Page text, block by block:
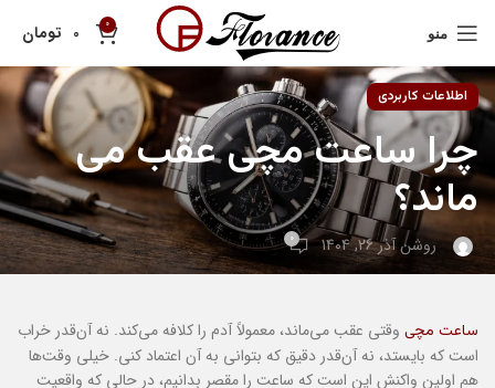
منو 0
0 تومان
اطلاعات کاربردی
چرا ساعت مچی عقب می
ماند؟
روشن آذر 26, 1404 0
ساعت مچی وقتی عقب می‌ماند، معمولاً آدم را کلافه می‌کند. نه آن‌قدر خراب
است که بایستد، نه آن‌قدر دقیق که بتوانی به آن اعتماد کنی. خیلی وقت‌ها
هم اولین واکنش این است که ساعت را مقصر بدانیم، در حالی که واقعیت